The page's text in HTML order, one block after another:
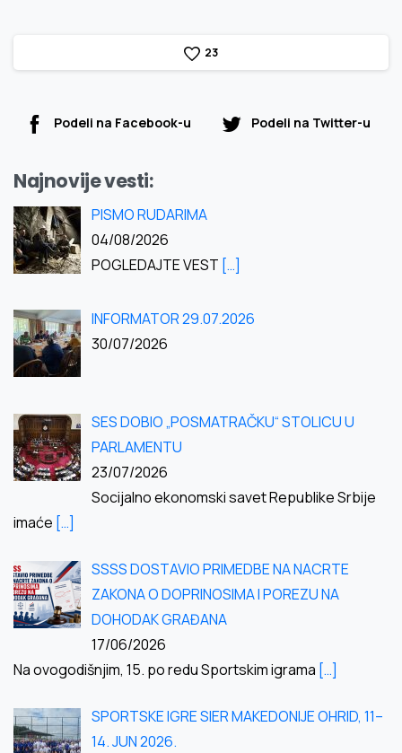
23
Podeli na Facebook-u Podeli na Twitter-u
Najnovije vesti:
PISMO RUDARIMA
04/08/2026
POGLEDAJTE VEST […]
INFORMATOR 29.07.2026
30/07/2026
SES DOBIO „POSMATRAČKU“ STOLICU U
PARLAMENTU
23/07/2026
Socijalno ekonomski savet Republike Srbije
imaće […]
SSSS DOSTAVIO PRIMEDBE NA NACRTE
ZAKONA O DOPRINOSIMA I POREZU NA
DOHODAK GRAĐANA
17/06/2026
Na ovogodišnjim, 15. po redu Sportskim igrama […]
SPORTSKE IGRE SIER MAKEDONIJE OHRID, 11–
14. JUN 2026.